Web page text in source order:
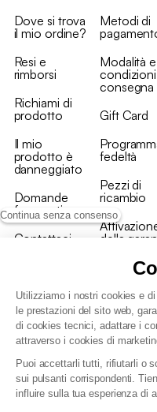
Continua senza consenso
Utilizziamo i nostri cookies e
le prestazioni del sito web,
di cookies tecnici, adattare i
attraverso i cookies di
Puoi accettarli tutti, rifiutarli o
sui pulsanti corrispondenti.
influire sulla tua esperienza di
Dove si trova
il mio ordine?
Resi e
rimborsi
Richiami di
prodotto
Il mio
prodotto è
danneggiato
Domande
frequenti
Contattaci
Metodi di
Modalità e
consegna
Gift Card
fedeltà
Pezzi di
ricambio
della
Condizioni
Politica di gestione
Condizioni generali di